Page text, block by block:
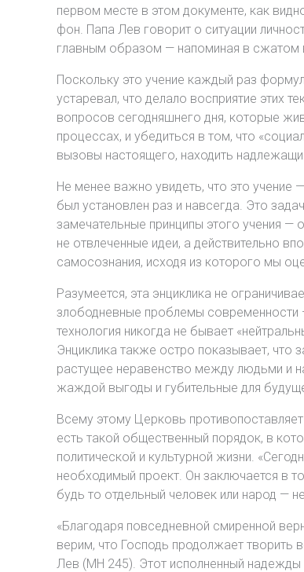
первом месте в этом документе, как
фон. Папа Лев говорит о ситуации
главным образом — напоминая в сжатом
Поскольку это учение каждый раз
устаревал, что делало восприятие этих
вопросов сегодняшнего дня, которые
процессах, и убедиться в том, что
вызовы настоящего, находить
Не менее важно увидеть, что это учение
был установлен раз и навсегда. Это
замечательные принципы этого учения —
не отвлеченные идеи, а действительно
самосознания, исходя из которого мы
Разумеется, эта энциклика не
злободневные проблемы современности
технология никогда не бывает
Энциклика также остро показывает, что
растущее неравенство между людьми и
жаждой выгоды и губительные для
Всему этому Церковь
есть такой общественный порядок, в
политической и культурной жизни.
необходимый проект. Он заключается в
будь то отдельный человек или народ —
«Благодаря повседневной смиренной
верим, что Господь продолжает творить
Лев (MH 245). Этот исполненный надежды